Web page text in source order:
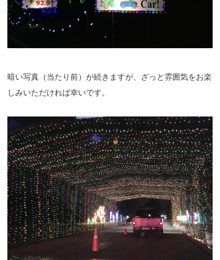
暗い写真（当たり前）が続きますが、ざっと雰囲気をお楽
しみいただければ幸いです。